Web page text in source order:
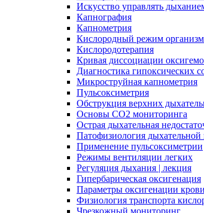
Искусство управлять
Капнография
Капнометрия
Кислородный режим
Кислородотерапия
Кривая диссоциации
Диагностика гипоксических
Микроструйная капнометрия
Пульсоксиметрия
Обструкция верхних
Основы СО2 мониторинга
Острая дыхательная
Патофизиология дыхательной
Применение пульсоксиметрии
Режимы вентиляции легких
Регуляция дыхания | лекция
Гипербарическая оксигенация
Параметры оксигенации крови
Физиология транспорта
Чрезкожный мониторинг